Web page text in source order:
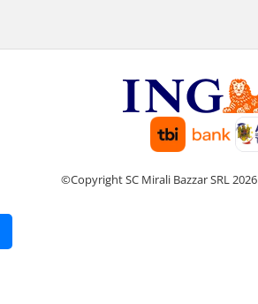
©Copyright SC Mirali Bazzar SRL 2026